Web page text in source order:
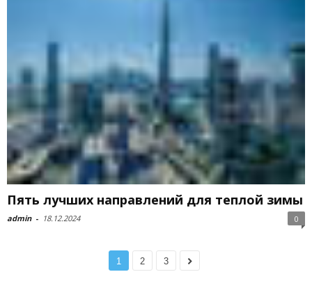
Пять лучших направлений для теплой зимы
admin - 18.12.2024 0
1 2 3